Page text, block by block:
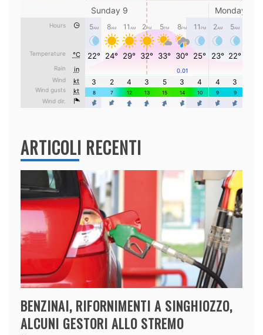
ARTICOLI RECENTI
BENZINAI, RIFORNIMENTI A SINGHIOZZO,
ALCUNI GESTORI ALLO STREMO